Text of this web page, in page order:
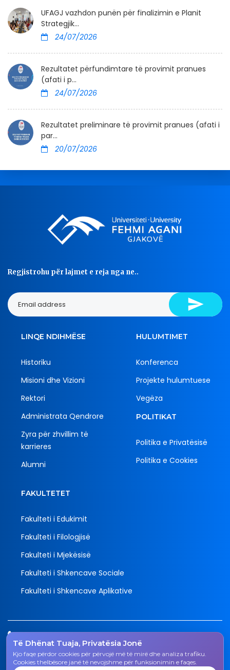
UFAGJ vazhdon punën për finalizimin e Planit
Strategjik...
24/07/2026
Rezultatet përfundimtare të provimit pranues
(afati i p...
24/07/2026
Rezultatet preliminare të provimit pranues (afati i
par...
20/07/2026
Të Dhënat Tuaja, Privatësia Jonë
Kjo faqe përdor cookies për përvojë më të mirë dhe analiza trafiku.
Cookies thelbësore janë të nevojshme për funksionimin e faqes.
Regjistrohu për lajmet e reja nga ne..
LINQE NDIHMËSE
Historiku
Misioni dhe Vizioni
Rektori
Administrata Qendrore
Zyra për zhvillim të
karrieres
Alumni
HULUMTIMET
Konferenca
Projekte hulumtuese
Vegëza
POLITIKAT
Politika e Privatësisë
Politika e Cookies
FAKULTETET
Fakulteti i Edukimit
Fakulteti i Filologjisë
Fakulteti i Mjekësisë
Fakulteti i Shkencave Sociale
Fakulteti i Shkencave Aplikative
Tel.
038 200 20 831
Email